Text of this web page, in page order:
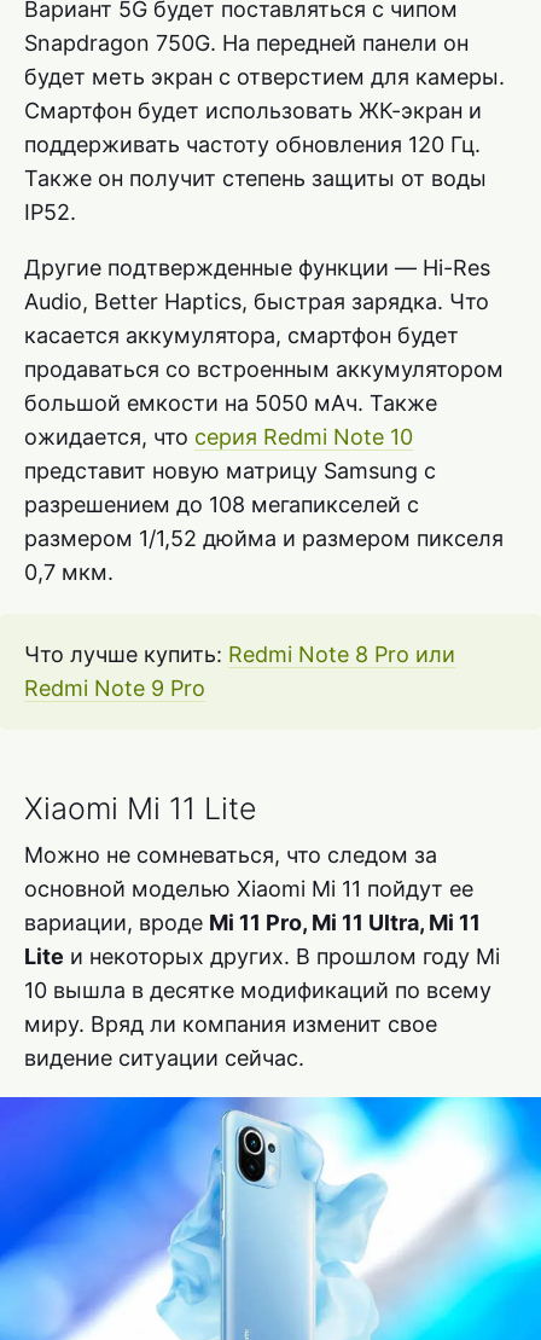
Вариант 5G будет поставляться с чипом
Snapdragon 750G. На передней панели он
будет меть экран с отверстием для камеры.
Смартфон будет использовать ЖК-экран и
поддерживать частоту обновления 120 Гц.
Также он получит степень защиты от воды
IP52.
Другие подтвержденные функции — Hi-Res
Audio, Better Haptics, быстрая зарядка. Что
касается аккумулятора, смартфон будет
продаваться со встроенным аккумулятором
большой емкости на 5050 мАч. Также
ожидается, что серия Redmi Note 10
представит новую матрицу Samsung с
разрешением до 108 мегапикселей с
размером 1/1,52 дюйма и размером пикселя
0,7 мкм.
Что лучше купить: Redmi Note 8 Pro или
Redmi Note 9 Pro
Xiaomi Mi 11 Lite
Можно не сомневаться, что следом за
основной моделью Xiaomi Mi 11 пойдут ее
вариации, вроде Mi 11 Pro, Mi 11 Ultra, Mi 11
Lite и некоторых других. В прошлом году Mi
10 вышла в десятке модификаций по всему
миру. Вряд ли компания изменит свое
видение ситуации сейчас.